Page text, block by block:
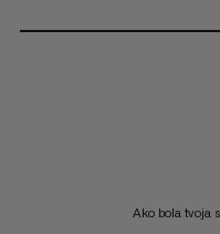
Ako bola tvoja